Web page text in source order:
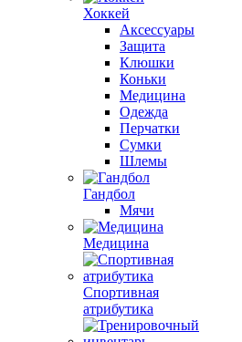
Хоккей
Аксессуары
Защита
Клюшки
Коньки
Медицина
Одежда
Перчатки
Сумки
Шлемы
Гандбол
Мячи
Медицина
Спортивная
атрибутика